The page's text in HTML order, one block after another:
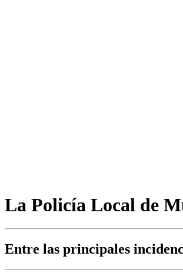
La Policía Local de
Entre las principales